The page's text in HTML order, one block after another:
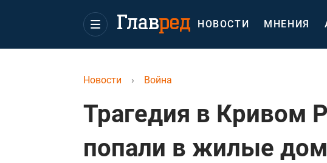
НОВОСТИ МНЕНИЯ
Новости › Война
Трагедия в Кривом
попали в жилые